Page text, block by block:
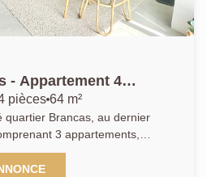
- Appartement 4
pièces 64 m²
quartier Brancas, au dernier
3 appartements,
appartement meublé, situé
à quelques minutes du